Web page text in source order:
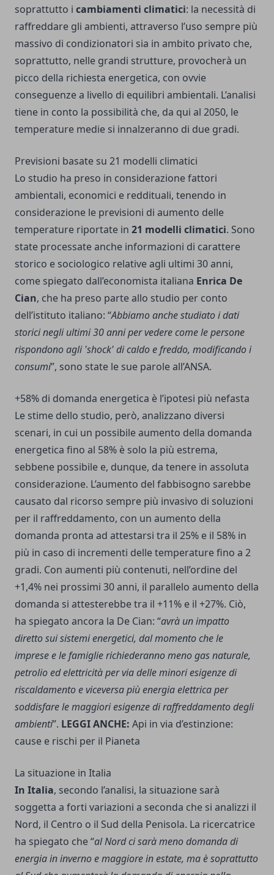
soprattutto i cambiamenti climatici: la necessità di
raffreddare gli ambienti, attraverso l’uso sempre più
massivo di condizionatori sia in ambito privato che,
soprattutto, nelle grandi strutture, provocherà un
picco della richiesta energetica, con ovvie
conseguenze a livello di equilibri ambientali. L’analisi
tiene in conto la possibilità che, da qui al 2050, le
temperature medie si innalzeranno di due gradi.
Previsioni basate su 21 modelli climatici
Lo studio ha preso in considerazione fattori
ambientali, economici e reddituali, tenendo in
considerazione le previsioni di aumento delle
temperature riportate in 21 modelli climatici. Sono
state processate anche informazioni di carattere
storico e sociologico relative agli ultimi 30 anni,
come spiegato dall’economista italiana Enrica De
Cian, che ha preso parte allo studio per conto
dell’istituto italiano: “Abbiamo anche studiato i dati
storici negli ultimi 30 anni per vedere come le persone
rispondono agli 'shock' di caldo e freddo, modificando i
consumi”, sono state le sue parole all’ANSA.
+58% di domanda energetica è l’ipotesi più nefasta
Le stime dello studio, però, analizzano diversi
scenari, in cui un possibile aumento della domanda
energetica fino al 58% è solo la più estrema,
sebbene possibile e, dunque, da tenere in assoluta
considerazione. L’aumento del fabbisogno sarebbe
causato dal ricorso sempre più invasivo di soluzioni
per il raffreddamento, con un aumento della
domanda pronta ad attestarsi tra il 25% e il 58% in
più in caso di incrementi delle temperature fino a 2
gradi. Con aumenti più contenuti, nell’ordine del
+1,4% nei prossimi 30 anni, il parallelo aumento della
domanda si attesterebbe tra il +11% e il +27%. Ciò,
ha spiegato ancora la De Cian: “avrà un impatto
diretto sui sistemi energetici, dal momento che le
imprese e le famiglie richiederanno meno gas naturale,
petrolio ed elettricità per via delle minori esigenze di
riscaldamento e viceversa più energia elettrica per
soddisfare le maggiori esigenze di raffreddamento degli
ambienti”. LEGGI ANCHE: Api in via d’estinzione:
cause e rischi per il Pianeta
La situazione in Italia
In Italia, secondo l’analisi, la situazione sarà
soggetta a forti variazioni a seconda che si analizzi il
Nord, il Centro o il Sud della Penisola. La ricercatrice
ha spiegato che “al Nord ci sarà meno domanda di
energia in inverno e maggiore in estate, ma è soprattutto